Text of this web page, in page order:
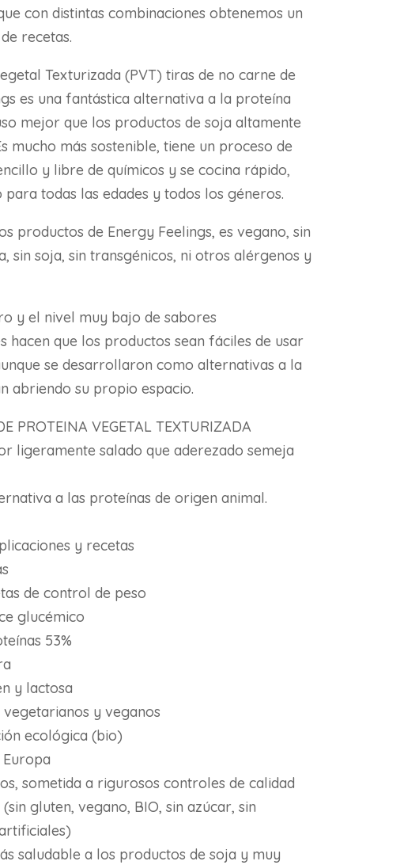
con distintas combinaciones obtenemos un
recetas.
Texturizada (PVT) tiras de no carne de
es una fantástica alternativa a la proteína
mejor que los productos de soja altamente
mucho más sostenible, tiene un proceso de
y libre de químicos y se cocina rápido,
para todas las edades y todos los géneros.
productos de Energy Feelings, es vegano, sin
sin soja, sin transgénicos, ni otros alérgenos y
y el nivel muy bajo de sabores
hacen que los productos sean fáciles de usar
se desarrollaron como alternativas a la
abriendo su propio espacio.
PROTEINA VEGETAL TEXTURIZADA
ligeramente salado que aderezado semeja
a las proteínas de origen animal.
y recetas
de control de peso
glucémico
53%
y lactosa
y veganos
ecológica (bio)
sometida a rigurosos controles de calidad
gluten, vegano, BIO, sin azúcar, sin
saludable a los productos de soja y muy